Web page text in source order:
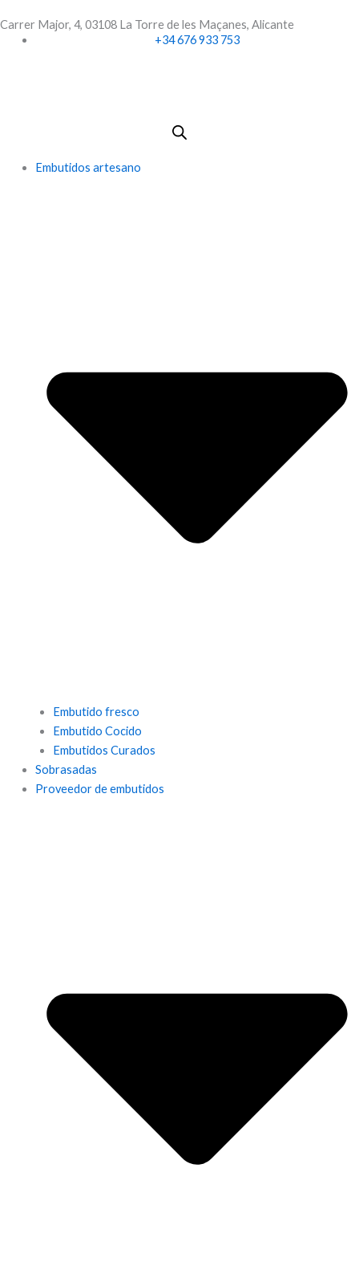
al
contenido
Carrer Major, 4, 03108 La Torre de les Maçanes, Alicante
+34 676 933 753
Embutidos artesano
Embutido fresco
Embutido Cocido
Embutidos Curados
Sobrasadas
Proveedor de embutidos